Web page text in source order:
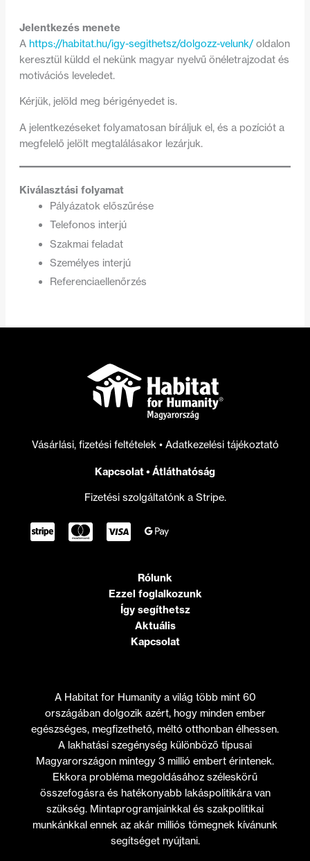
Jelentkezés menete
Ahttps://habitat.hu/igy-segithetsz/dolgozz-velunk/oldalon
keresztül küldd el nekünk magyar nyelvű önéletrajzodat és
motivációs leveledet.
Kérjük, jelöld meg bérigényedet is.
A jelentkezéseket folyamatosan bíráljuk el, és a pozíciót a
megfelelő jelölt megtalálásakor lezárjuk.
Kiválasztási folyamat
Pályázatok előszűrése
Telefonos interjú
Szakmai feladat
Személyes interjú
Referenciaellenőrzés
Vásárlási, fizetési feltételek • Adatkezelési tájékoztató
Kapcsolat• Átláthatóság
Fizetési szolgáltatónk a Stripe.
Rólunk
Ezzel foglalkozunk
Így segíthetsz
Aktuális
Kapcsolat
A Habitat for Humanity a világ több mint 60
országában dolgozik azért, hogy minden ember
egészséges, megfizethető, méltó otthonban élhessen.
A lakhatási szegénység különböző típusai
Magyarországon mintegy 3 millió embert érintenek.
Ekkora probléma megoldásához széleskörű
összefogásra és hatékonyabb lakáspolitikára van
szükség. Mintaprogramjainkkal és szakpolitikai
munkánkkal ennek az akár milliós tömegnek kívánunk
segítséget nyújtani.